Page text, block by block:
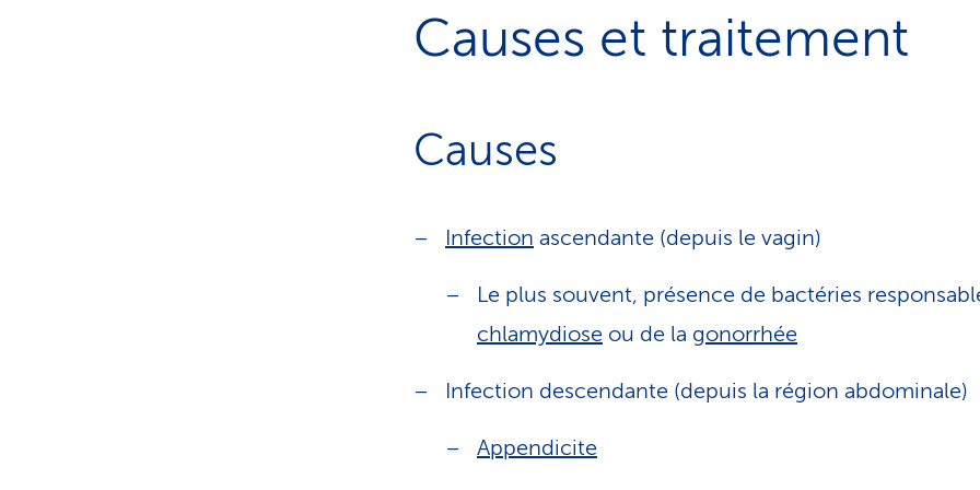
Causes et traitement
Causes
Infection ascendante (depuis le vagin)
Le plus souvent, présence de bactéries
chlamydiose ou de la gonorrhée
Infection descendante (depuis la région abdominale)
Appendicite